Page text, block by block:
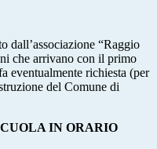
dall’associazione “Raggio
che arrivano con il primo
eventualmente richiesta (per
del Comune di
IN ORARIO